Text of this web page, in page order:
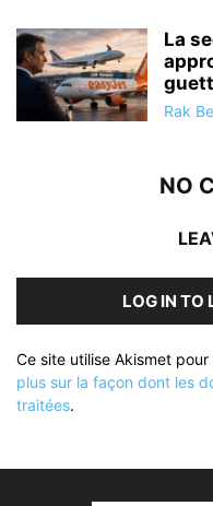
La
Rak
NO
LOG IN TO
Ce site utilise Akismet
plus sur la façon dont les
traitées.